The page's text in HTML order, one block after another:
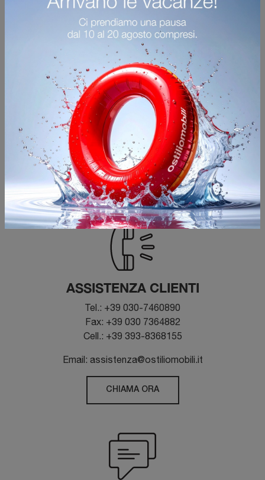
ORARI D'APERTURA
SHOWROOM
Via Palazzolo, 120
25031 - Capriolo (Brescia)
Dal Lunedì al Sabato 09:00 - 12:00 / 14:30 -
19:30
Domenica chiuso
A 500 metri dal casello autostradale di Palazzolo
sull'Oglio.
Ampio parcheggio riservato.
PRENOTA UNA CONSULENZA
ASSISTENZA CLIENTI
Tel.: +39 030-7460890
Fax: +39 030 7364882
Cell.: +39 393-8368155
Email: assistenza@ostiliomobili.it
CHIAMA ORA